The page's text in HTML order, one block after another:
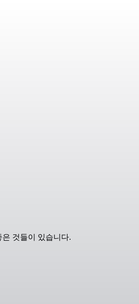
것들이 있습니다.